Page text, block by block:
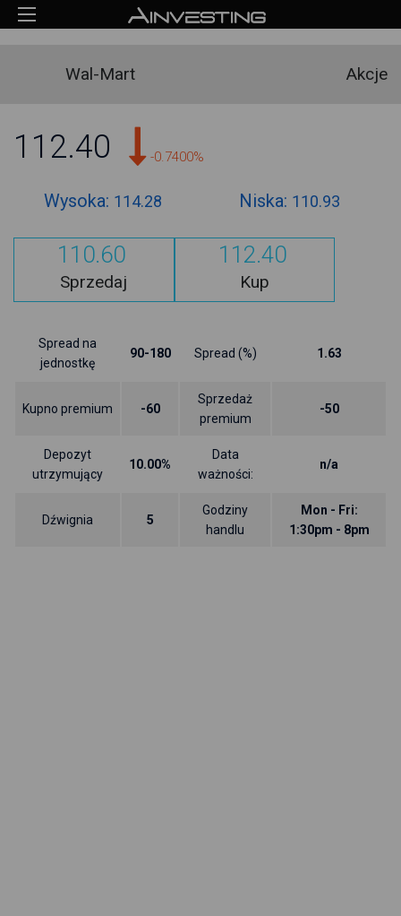
Wal-Mart Akcje
112.40 -0.7400%
Wysoka: 114.28 Niska: 110.93
110.60
Sprzedaj
112.40
Kup
Spread na
jednostkę
90-180 Spread (%) 1.63
Kupno premium -60
Sprzedaż
premium
-50
Depozyt
utrzymujący
10.00%
Data
ważności:
n/a
Dźwignia 5
Godziny
handlu
Mon - Fri:
1:30pm - 8pm